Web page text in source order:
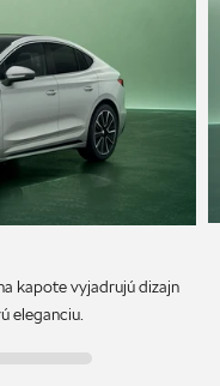
kapote vyjadrujú dizajn
eleganciu.